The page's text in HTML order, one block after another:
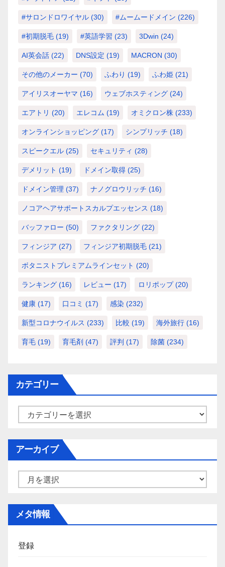
#サロンドロワイヤル (30) #ムームードメイン (226)
#初期脱毛 (19) #英語学習 (23) 3Dwin (24)
AI英会話 (22) DNS設定 (19) MACRON (30)
その他のメーカー (70) ふわり (19) ふわ姫 (21)
アイリスオーヤマ (16) ウェブホスティング (24)
エアトリ (20) エレコム (19) オミクロン株 (233)
オンラインショッピング (17) シンプリッチ (18)
スピークエル (25) セキュリティ (28)
デメリット (19) ドメイン取得 (25)
ドメイン管理 (37) ナノグロウリッチ (16)
ノコアヘアサポートスカルプエッセンス (18)
バッファロー (50) ファクタリング (22)
フィンジア (27) フィンジア初期脱毛 (21)
ボタニストプレミアムラインセット (20)
ランキング (16) レビュー (17) ロリポップ(20)
健康 (17) 口コミ (17) 感染 (232)
新型コロナウイルス (233) 比較 (19) 海外旅行 (16)
育毛 (19) 育毛剤 (47) 評判 (17) 除菌 (234)
カテゴリー
ー
アーカイブ
メタ情報
登録